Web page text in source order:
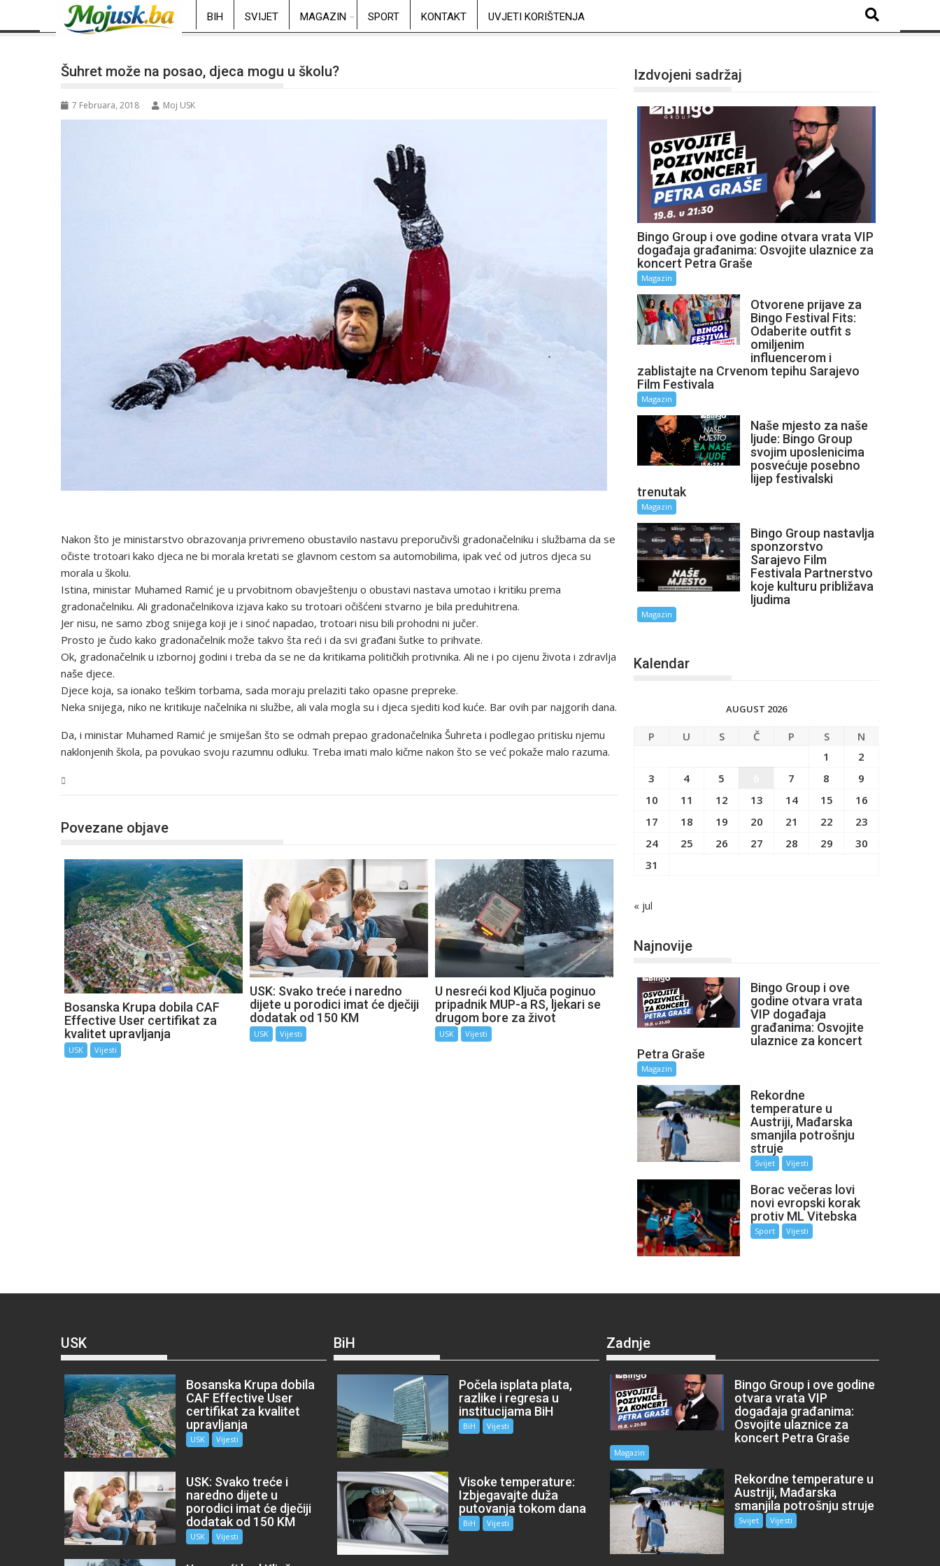
BIH SVIJET MAGAZIN SPORT KONTAKT UVJETI KORIŠTENJA
Šuhret može na posao, djeca mogu u školu?
7 Februara, 2018 Moj USK
Nakon što je ministarstvo obrazovanja privremeno obustavilo nastavu preporučivši gradonačelniku i službama da se
očiste trotoari kako djeca ne bi morala kretati se glavnom cestom sa automobilima, ipak već od jutros djeca su
morala u školu.
Istina, ministar Muhamed Ramić je u prvobitnom obavještenju o obustavi nastava umotao i kritiku prema
gradonačelniku. Ali gradonačelnikova izjava kako su trotoari očišćeni stvarno je bila preduhitrena.
Jer nisu, ne samo zbog snijega koji je i sinoć napadao, trotoari nisu bili prohodni ni jučer.
Prosto je čudo kako gradonačelnik može takvo šta reći i da svi građani šutke to prihvate.
Ok, gradonačelnik u izbornoj godini i treba da se ne da kritikama političkih protivnika. Ali ne i po cijenu života i zdravlja
naše djece.
Djece koja, sa ionako teškim torbama, sada moraju prelaziti tako opasne prepreke.
Neka snijega, niko ne kritikuje načelnika ni službe, ali vala mogla su i djeca sjediti kod kuće. Bar ovih par najgorih dana.
Da, i ministar Muhamed Ramić je smiješan što se odmah prepao gradonačelnika Šuhreta i podlegao pritisku njemu
naklonjenih škola, pa povukao svoju razumnu odluku. Treba imati malo kičme nakon što se već pokaže malo razuma.
Povezane objave
Bosanska Krupa dobila CAF
Effective User certifikat za
kvalitet upravljanja
USK Vijesti
USK: Svako treće i naredno
dijete u porodici imat će dječiji
dodatak od 150 KM
USK Vijesti
U nesreći kod Ključa poginuo
pripadnik MUP-a RS, ljekari se
drugom bore za život
USK Vijesti
Izdvojeni sadržaj
Bingo Group i ove godine otvara vrata VIP
događaja građanima: Osvojite ulaznice za
koncert Petra Graše
Magazin
Otvorene prijave za
Bingo Festival Fits:
Odaberite outfit s
omiljenim
influencerom i
zablistajte na Crvenom tepihu Sarajevo
Film Festivala
Magazin
Naše mjesto za naše
ljude: Bingo Group
svojim uposlenicima
posvećuje posebno
lijep festivalski
trenutak
Magazin
Bingo Group nastavlja
sponzorstvo
Sarajevo Film
Festivala Partnerstvo
koje kulturu približava
ljudima
Magazin
Kalendar
AUGUST 2026
P U S Č P S
N
1
2
3
4 5 7 8
9
10
11 12 13 14 15
16
17
18 19 20 21 22
23
24
25 26 27 28 29
30
31
« jul
Najnovije
Bingo Group i ove
godine otvara vrata
VIP događaja
građanima: Osvojite
ulaznice za koncert
Petra Graše
Magazin
Rekordne
temperature u
Austriji, Mađarska
smanjila potrošnju
struje
Svijet Vijesti
Borac večeras lovi
novi evropski korak
protiv ML Vitebska
Sport Vijesti
USK
Bosanska Krupa dobila
CAF Effective User
certifikat za kvalitet
upravljanja
USK Vijesti
USK: Svako treće i
naredno dijete u
porodici imat će dječiji
dodatak od 150 KM
USK Vijesti
BiH
Počela isplata plata,
razlike i regresa u
institucijama BiH
BiH Vijesti
Visoke temperature:
Izbjegavajte duža
putovanja tokom dana
BiH Vijesti
Zadnje
Bingo Group i ove godine
otvara vrata VIP
događaja građanima:
Osvojite ulaznice za
koncert Petra Graše
Magazin
Rekordne temperature u
Austriji, Mađarska
smanjila potrošnju struje
Svijet Vijesti